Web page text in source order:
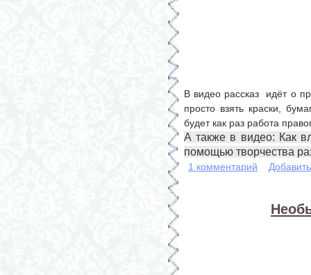
В видео рассказ идёт о
просто взять краски,
будет как раз работа
А также в видео: Как
помощью творчества
1 комментарий